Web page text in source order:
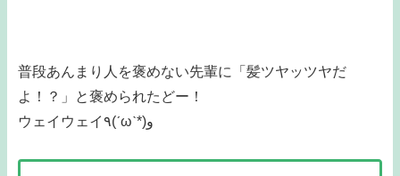
普段あんまり人を褒めない先輩に「髪ツヤッツヤだ
よ！？」と褒められたどー！
ウェイウェイ٩(ˊωˋ*)و